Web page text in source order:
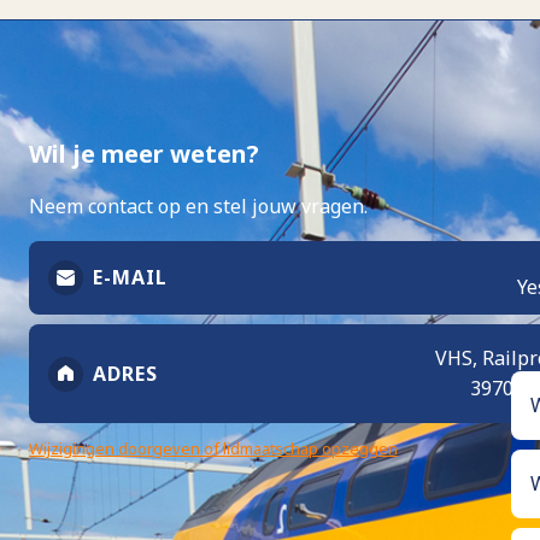
Wil je meer weten?
Neem contact op en stel jouw vragen.
E-MAIL
ADRES
VHS,
3970
Wijzigingen doorgeven of lidmaatschap opzeggen